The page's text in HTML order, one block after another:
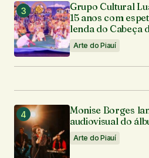
Grupo Cultural
15 anos com
lenda do Cabeça
Arte do Piauí
Monise Borges
audiovisual do
Arte do Piauí